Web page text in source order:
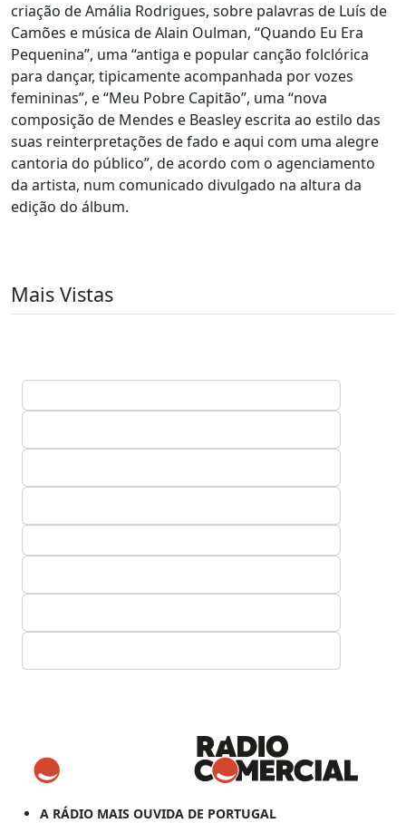
criação de Amália Rodrigues, sobre palavras de Luís de
Camões e música de Alain Oulman, “Quando Eu Era
Pequenina”, uma “antiga e popular canção folclórica
para dançar, tipicamente acompanhada por vozes
femininas”, e “Meu Pobre Capitão”, uma “nova
composição de Mendes e Beasley escrita ao estilo das
suas reinterpretações de fado e aqui com uma alegre
cantoria do público”, de acordo com o agenciamento
da artista, num comunicado divulgado na altura da
edição do álbum.
Mais Vistas
A RÁDIO MAIS OUVIDA DE PORTUGAL